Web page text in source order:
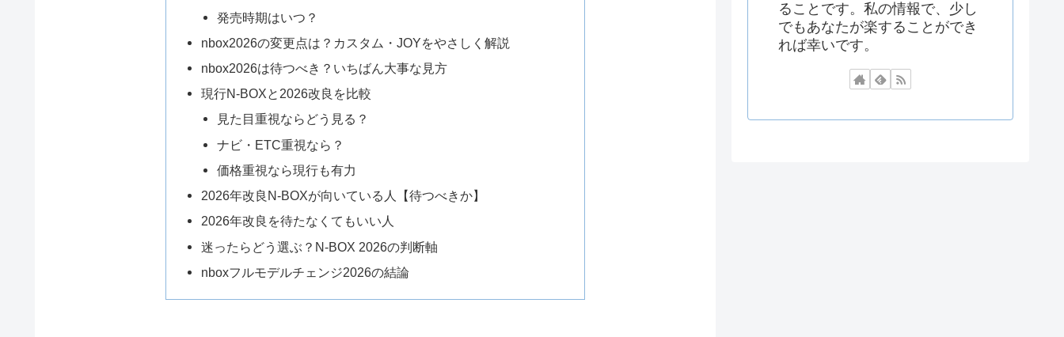
発売時期はいつ？
nbox2026の変更点は？カスタム・JOYをやさしく解説
nbox2026は待つべき？いちばん大事な見方
現行N-BOXと2026改良を比較
見た目重視ならどう見る？
ナビ・ETC重視なら？
価格重視なら現行も有力
2026年改良N-BOXが向いている人【待つべきか】
2026年改良を待たなくてもいい人
迷ったらどう選ぶ？N-BOX 2026の判断軸
nboxフルモデルチェンジ2026の結論
ることです。私の情報で、少し
でもあなたが楽することができ
れば幸いです。